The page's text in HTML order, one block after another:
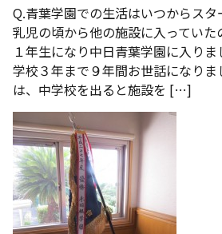
Q.青葉学園での生活はいつからスタ
乳児の頃から他の施設に入っていた
１年生になり中日青葉学園に入り
学校３年まで９年間お世話になり
は、中学校を出ると施設を […]